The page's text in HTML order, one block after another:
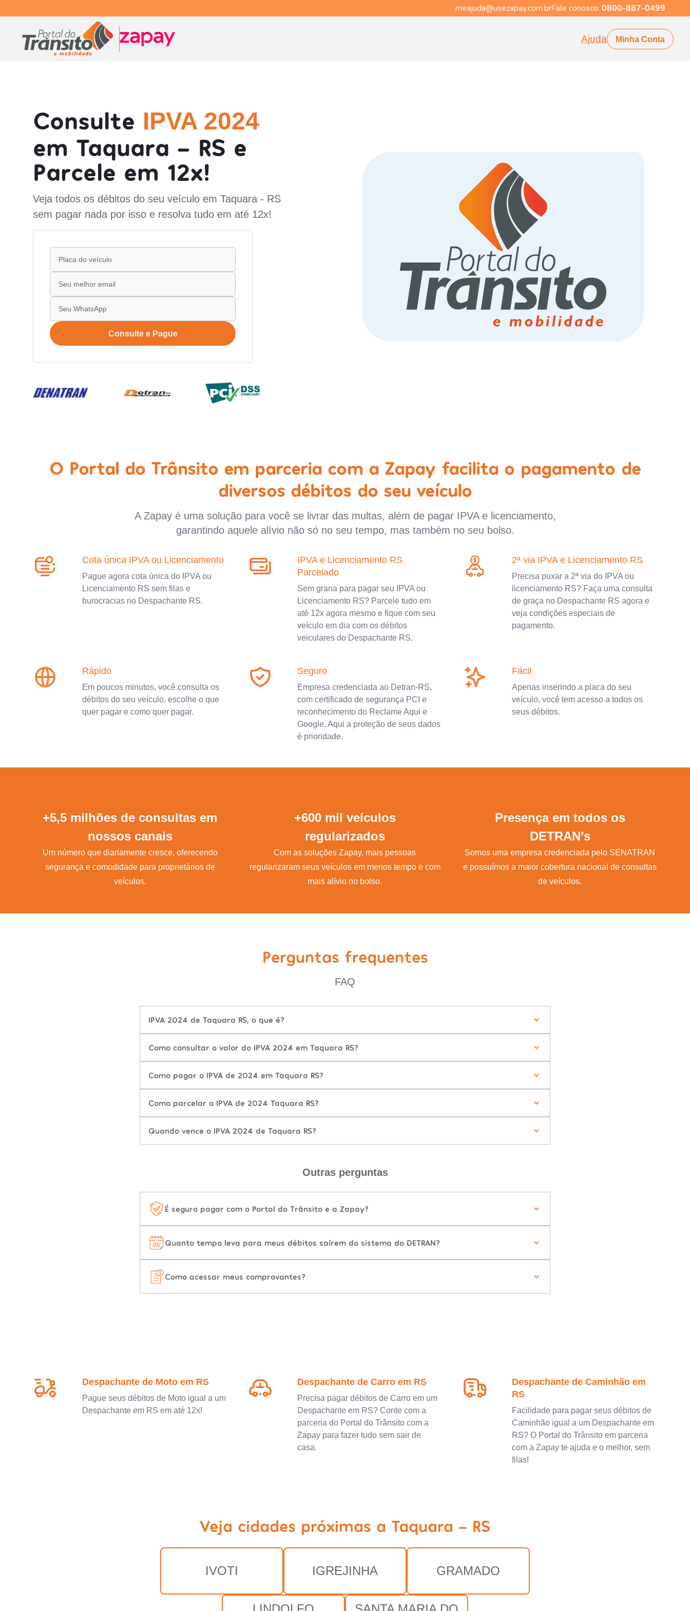
meajuda@usezapay.com.brFale conosco: 0800-887-0499
Ajuda Minha Conta
Consulte IPVA 2024
em Taquara - RS e
Parcele em 12x!
Veja todos os débitos do seu veículo em Taquara - RS
sem pagar nada por isso e resolva tudo em até 12x!
Consulte e Pague
O Portal do Trânsito em parceria com a Zapay facilita o pagamento de
diversos débitos do seu veículo
A Zapay é uma solução para você se livrar das multas, além de pagar IPVA e licenciamento,
garantindo aquele alívio não só no seu tempo, mas também no seu bolso.
Cota única IPVA ou Licenciamento
Pague agora cota única do IPVA ou
Licenciamento RS sem filas e
burocracias no Despachante RS.
IPVA e Licenciamento RS
Parcelado
Sem grana para pagar seu IPVA ou
Licenciamento RS? Parcele tudo em
até 12x agora mesmo e fique com seu
veículo em dia com os débitos
veiculares do Despachante RS.
2ª via IPVA e Licenciamento RS
Precisa puxar a 2ª via do IPVA ou
licenciamento RS? Faça uma consulta
de graça no Despachante RS agora e
veja condições especiais de
pagamento.
Rápido
Em poucos minutos, você consulta os
débitos do seu veículo, escolhe o que
quer pagar e como quer pagar.
Seguro
Empresa credenciada ao Detran-RS,
com certificado de segurança PCI e
reconhecimento do Reclame Aqui e
Google. Aqui a proteção de seus dados
é prioridade.
Fácil
Apenas inserindo a placa do seu
veículo, você tem acesso a todos os
seus débitos.
+5,5 milhões de consultas em
nossos canais
Um número que diariamente cresce, oferecendo
segurança e comodidade para proprietários de
veículos.
+600 mil veículos
regularizados
Com as soluções Zapay, mais pessoas
regularizaram seus veículos em menos tempo e com
mais alívio no bolso.
Presença em todos os
DETRAN’s
Somos uma empresa credenciada pelo SENATRAN
e possuímos a maior cobertura nacional de consultas
de veículos.
Perguntas frequentes
FAQ
IPVA 2024 de Taquara RS, o que é?
Como consultar o valor do IPVA 2024 em Taquara RS?
Como pagar o IPVA de 2024 em Taquara RS?
Como parcelar o IPVA de 2024 Taquara RS?
Quando vence o IPVA 2024 de Taquara RS?
Outras perguntas
É seguro pagar com o Portal do Trânsito e a Zapay?
Quanto tempo leva para meus débitos saírem do sistema do DETRAN?
Como acessar meus comprovantes?
Despachante de Moto em RS
Pague seus débitos de Moto igual a um
Despachante em RS em até 12x!
Despachante de Carro em RS
Precisa pagar débitos de Carro em um
Despachante em RS? Conte com a
parceria do Portal do Trânsito com a
Zapay para fazer tudo sem sair de
casa.
Despachante de Caminhão em
RS
Facilidade para pagar seus débitos de
Caminhão igual a um Despachante em
RS? O Portal do Trânsito em parceria
com a Zapay te ajuda e o melhor, sem
filas!
Veja cidades próximas a Taquara - RS
IVOTI IGREJINHA GRAMADO